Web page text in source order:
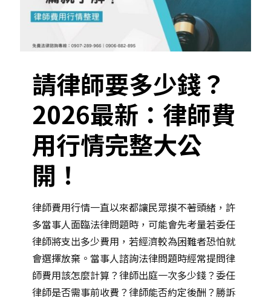
請律師要多少錢？
2026最新：律師費
用行情完整大公
開！
律師費用行情一直以來都讓民眾摸不著頭緒，許
多當事人面臨法律問題時，可能會先考量若委任
律師將支出多少費用，若經濟較為困難者恐怕就
會選擇放棄。當事人諮詢法律問題時經常提問律
師費用該怎麼計算？律師出庭一次多少錢？委任
律師是否需事前收費？律師能否約定後酬？勝訴